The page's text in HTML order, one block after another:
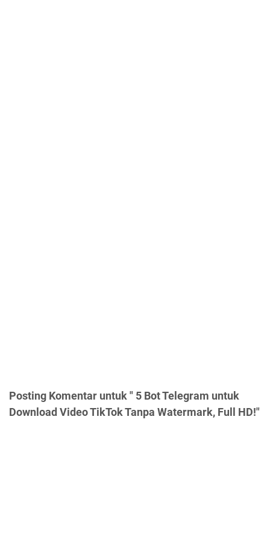
Posting Komentar untuk " 5 Bot Telegram untuk
Download Video TikTok Tanpa Watermark, Full HD!"